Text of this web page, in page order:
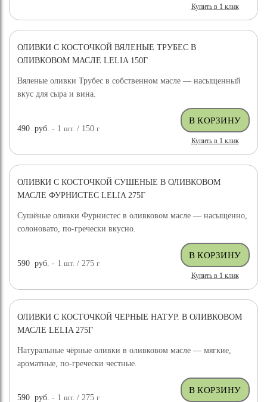
Купить в 1 клик
ОЛИВКИ С КОСТОЧКОЙ ВЯЛЕНЫЕ ТРУБЕС В
ОЛИВКОВОМ МАСЛЕ LELIA 150Г
Вяленые оливки Трубес в собственном масле — насыщенный
вкус для сыра и вина.
490 руб. - 1шт. / 150г
Купить в 1 клик
ОЛИВКИ С КОСТОЧКОЙ СУШЕНЫЕ В ОЛИВКОВОМ
МАСЛЕ ФУРНИСТЕС LELIA 275Г
Сушёные оливки Фурнистес в оливковом масле — насыщенно,
солоновато, по-гречески вкусно.
590 руб. - 1шт. / 275г
Купить в 1 клик
ОЛИВКИ С КОСТОЧКОЙ ЧЕРНЫЕ НАТУР. В ОЛИВКОВОМ
МАСЛЕ LELIA 275Г
Натуральные чёрные оливки в оливковом масле — мягкие,
ароматные, по-гречески честные.
590 руб. - 1шт. / 275г